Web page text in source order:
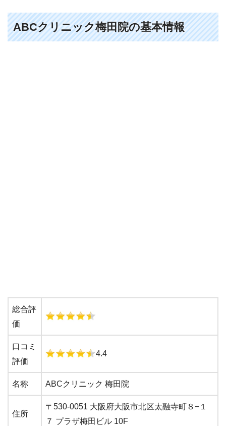
ABCクリニック梅田院の基本情報
総合評
価
口コミ
評価
4.4
名称 ABCクリニック 梅田院
住所
〒530-0051 大阪府大阪市北区太融寺町８−１
７ プラザ梅田ビル 10F